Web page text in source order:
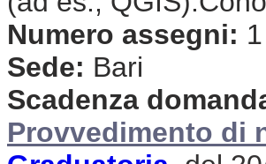
Numero assegni: 1
Sede: Bari
Scadenza
Provvedimento di